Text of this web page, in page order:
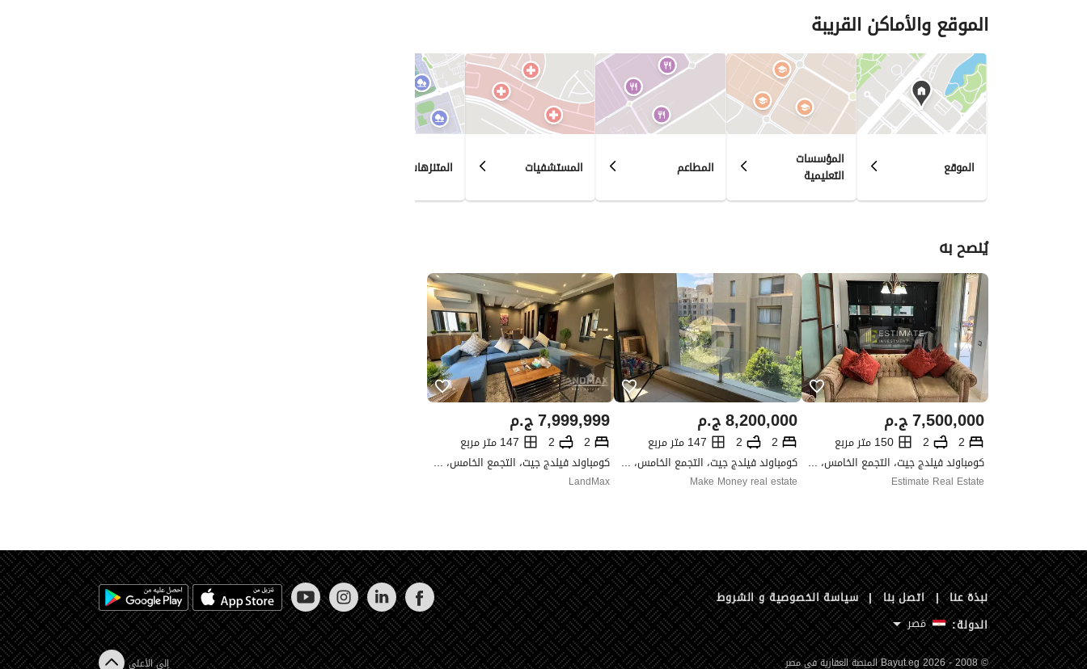
الموقع والأماكن القريبة
الموقع المؤسسات
التعليمية المطاعم المستشفيات المتنزهات
يُنصح به
ج.م7,500,000
2
2
150 متر مربع
كومباوند فيلدج جيت، التجمع الخامس، القاهرة الجديدة، القاهرة
Estimate Real Estate
ج.م8,200,000
2
2
147 متر مربع
كومباوند فيلدج جيت، التجمع الخامس، القاهرة الجديدة، القاهرة
Make Money real estate
ج.م7,999,999
2
2
147 متر مربع
كومباوند فيلدج جيت، التجمع الخامس، القاهرة الجديدة، القاهرة
LandMax
نبذة عنا | اتصل بنا | سياسة الخصوصية و الشروط
الدولة:
مَصر
© 2008 - 2026 Bayut.eg المنصة العقارية في مصر إلى الأعلى